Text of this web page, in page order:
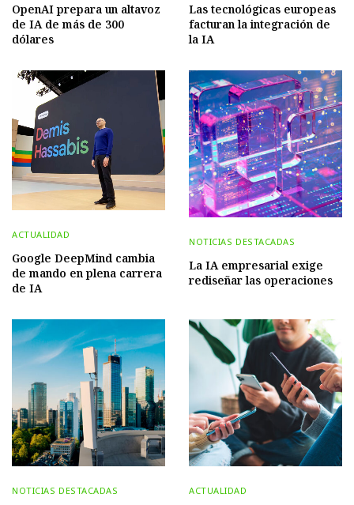
OpenAI prepara un altavoz
de IA de más de 300
dólares
Las tecnológicas europeas
facturan la integración de
la IA
ACTUALIDAD
Google DeepMind cambia
de mando en plena carrera
de IA
NOTICIAS DESTACADAS
La IA empresarial exige
rediseñar las operaciones
NOTICIAS DESTACADAS ACTUALIDAD